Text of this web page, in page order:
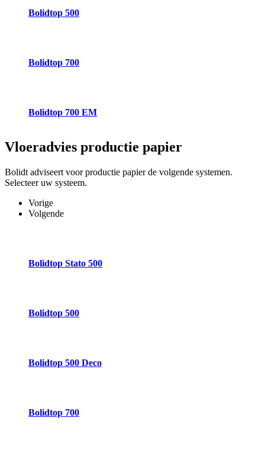
Bolidtop 500
Bolidtop 700
Bolidtop 700 EM
Vloeradvies productie papier
Bolidt adviseert voor productie papier de volgende systemen.
Selecteer uw systeem.
Vorige
Volgende
Bolidtop Stato 500
Bolidtop 500
Bolidtop 500 Deco
Bolidtop 700